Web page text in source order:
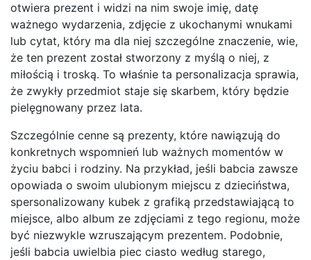
otwiera prezent i widzi na nim swoje imię, datę
ważnego wydarzenia, zdjęcie z ukochanymi wnukami
lub cytat, który ma dla niej szczególne znaczenie, wie,
że ten prezent został stworzony z myślą o niej, z
miłością i troską. To właśnie ta personalizacja sprawia,
że zwykły przedmiot staje się skarbem, który będzie
pielęgnowany przez lata.
Szczególnie cenne są prezenty, które nawiązują do
konkretnych wspomnień lub ważnych momentów w
życiu babci i rodziny. Na przykład, jeśli babcia zawsze
opowiada o swoim ulubionym miejscu z dzieciństwa,
spersonalizowany kubek z grafiką przedstawiającą to
miejsce, albo album ze zdjęciami z tego regionu, może
być niezwykle wzruszającym prezentem. Podobnie,
jeśli babcia uwielbia piec ciasto według starego,